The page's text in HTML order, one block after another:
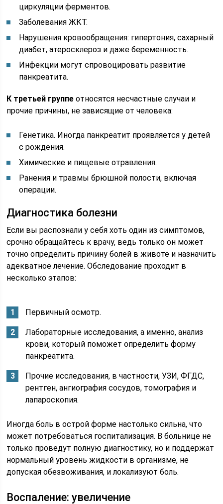
циркуляции ферментов.
Заболевания ЖКТ.
Нарушения кровообращения: гипертония, сахарный
диабет, атеросклероз и даже беременность.
Инфекции могут спровоцировать развитие
панкреатита.
К третьей группе относятся несчастные случаи и
прочие причины, не зависящие от человека:
Генетика. Иногда панкреатит проявляется у детей
с рождения.
Химические и пищевые отравления.
Ранения и травмы брюшной полости, включая
операции.
Диагностика болезни
Если вы распознали у себя хоть один из симптомов,
срочно обращайтесь к врачу, ведь только он может
точно определить причину болей в животе и назначить
адекватное лечение. Обследование проходит в
несколько этапов:
Первичный осмотр.
Лабораторные исследования, а именно, анализ
крови, который поможет определить форму
панкреатита.
Прочие исследования, в частности, УЗИ, ФГДС,
рентген, ангиография сосудов, томография и
лапароскопия.
Иногда боль в острой форме настолько сильна, что
может потребоваться госпитализация. В больнице не
только проведут полную диагностику, но и поддержат
нормальный уровень жидкости в организме, не
допуская обезвоживания, и локализуют боль.
Воспаление: увеличение